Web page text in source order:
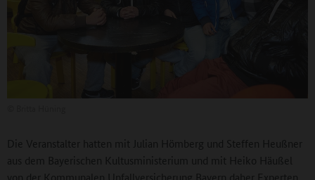
Die Veranstalter hatten mit Julian Hömberg und Steffen Heußner
aus dem Bayerischen Kultusministerium und mit Heiko Häußel
von der Kommunalen Unfallversicherung Bayern daher Experten